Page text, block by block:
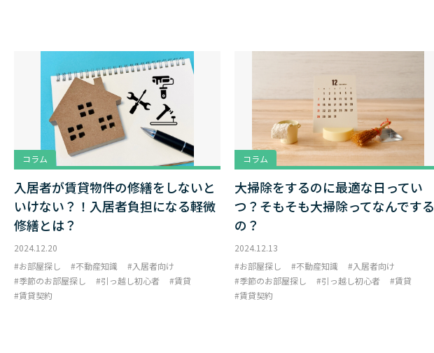
コラム
入居者が賃貸物件の修繕をしないと
いけない？！入居者負担になる軽微
修繕とは？
2024.12.20
お部屋探し
不動産知識
入居者向け
季節のお部屋探し
引っ越し初心者
賃貸
賃貸契約
コラム
大掃除をするのに最適な日ってい
つ？そもそも大掃除ってなんでする
の？
2024.12.13
お部屋探し
不動産知識
入居者向け
季節のお部屋探し
引っ越し初心者
賃貸
賃貸契約